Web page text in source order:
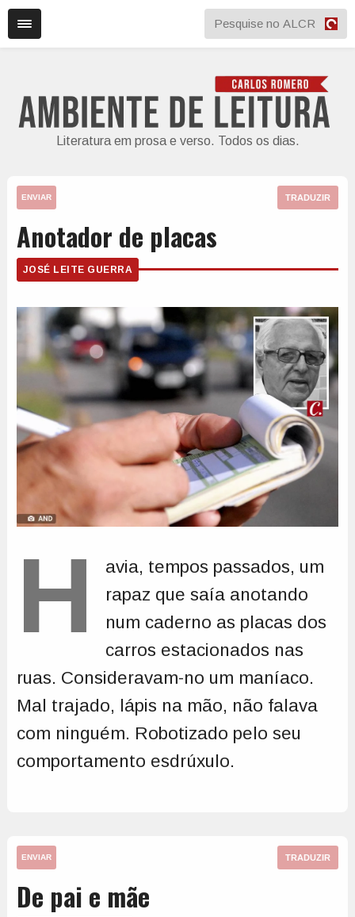
Literatura em prosa e verso. Todos os dias.
ENVIAR TRADUZIR
Anotador de placas
JOSÉ LEITE GUERRA
H
avia, tempos passados, um
rapaz que saía anotando
num caderno as placas dos
carros estacionados nas
ruas. Consideravam-no um maníaco.
Mal trajado, lápis na mão, não falava
com ninguém. Robotizado pelo seu
comportamento esdrúxulo.
ENVIAR TRADUZIR
De pai e mãe